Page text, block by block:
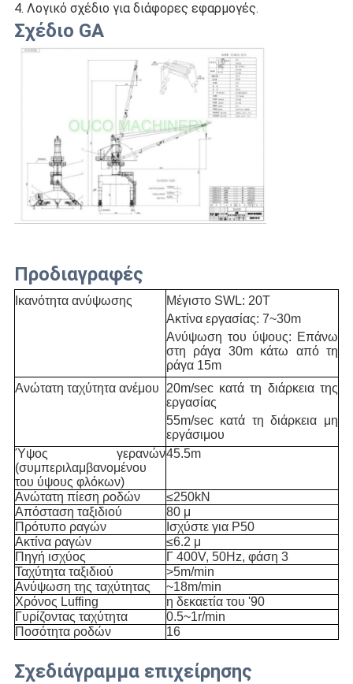
4. Λογικό σχέδιο για διάφορες εφαρμογές.
Σχέδιο GA
Προδιαγραφές
Ικανότητα ανύψωσης
Μέγιστο SWL: 20T
Ακτίνα εργασίας: 7~30m
Ανύψωση του ύψους: Επάνω
στη ράγα 30m κάτω από τη
ράγα 15m
Ανώτατη ταχύτητα ανέμου
20m/sec κατά τη διάρκεια της
εργασίας
55m/sec κατά τη διάρκεια μη
εργάσιμου
Ύψος γερανών
(συμπεριλαμβανομένου
του ύψους φλόκων)
45.5m
Ανώτατη πίεση ροδών
≤250kN
Απόσταση ταξιδιού
80 μ
Πρότυπο ραγών
Ισχύστε για P50
Ακτίνα ραγών
≤6.2 μ
Πηγή ισχύος
Γ 400V, 50Hz, φάση 3
Ταχύτητα ταξιδιού
>5m/min
Ανύψωση της ταχύτητας
~18m/min
Χρόνος Luffing
η δεκαετία του '90
Γυρίζοντας ταχύτητα
0.5~1r/min
Ποσότητα ροδών
16
Σχεδιάγραμμα επιχείρησης